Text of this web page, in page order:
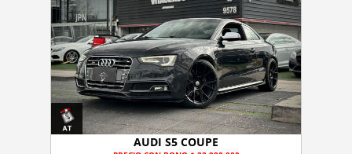
AUDI S5 COUPE